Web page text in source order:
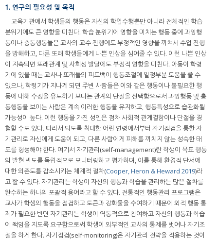
1. 연구의 필요성 및 목적
교육기관에서 학생들의 행동은 자신의 학업수행뿐만 아니라 전체적인 학습
분위기에도 큰 영향을 미친다. 학습 분위기에 영향을 미치는 행동 중에 과잉행
동이나 충동행동들은 교사의 교수 진행에도 부정적인 영향을 끼쳐서 수업 진행
을 방해하고, 다른 또래 학생들에게 나쁜 인상을 심어줄 수 있다. 이런 나쁜 인상
이 지속되면 또래관계 및 사회성 발달에도 부정적 영향을 미친다. 아동이 학령
기에 있을 때는 교사나 또래들의 피드백이 행동조절에 일정부분 도움을 줄 수
있으나, 학령기가 지나게 되면 주변 사람들은 이와 같은 행동이나 불필요한 행
동에 대해 수정을 유도하기 보다는 관계의 단절을 선택함으로서 과잉행동 및 충
동행동을 보이는 사람은 계속 이러한 행동을 유지하고, 행동특성으로 습관화될
가능성이 높다. 이런 행동을 가진 성인은 점차 사회적 관계결함이나 단절을 경
험할 수도 있다. 따라서 되도록 최대한 어린 연령에서부터 자기점검을 통한 자
기관리로 자신에게 도움이 되고, 다른 사람에게 피해를 끼치지 않는 성숙한 태
도를 형성해야 한다. 여기서 자기관리(self-management)란 학생이 목표 행동
의 발현 빈도를 독립적으로 모니터링하고 평가하며, 이를 통해 환경적 단서에
대한 의존도를 감소시키는 체계적 절차(Cooper, Heron & Heward 2019)라
고 할 수 있다. 자기관리는 학생이 자신의 행동과 학습을 관리하는 많은 절차를
완수하는 하나의 포괄적 용어라고 할 수 있다. 전통적인 행동관리 프로그램은
교사가 학생의 행동을 점검하고 토큰과 강화물을 수여하기 때문에 외적 행동 통
제가 필요한 반면 자기관리는 학생이 역동적으로 참여하고 자신의 행동과 학습
에 책임을 지도록 요구함으로써 학생이 외부적인 교사의 통제를 벗어나 자기조
절을 하게 한다. 자기점검(self-monitoring)은 자기관리 전략을 적용하는 것이